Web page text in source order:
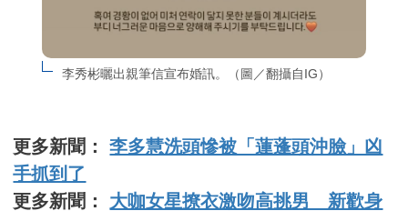
李秀彬曬出親筆信宣布婚訊。（圖／翻攝自IG）
更多新聞：李多慧洗頭慘被「蓮蓬頭沖臉」凶
手抓到了
更多新聞： 大咖女星撩衣激吻高挑男 新歡身